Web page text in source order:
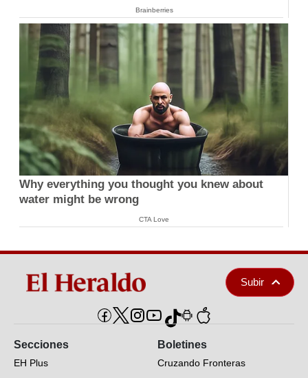
Brainberries
Why everything you thought you knew about
water might be wrong
CTA Love
Subir
Secciones
EH Plus
Boletines
Cruzando Fronteras